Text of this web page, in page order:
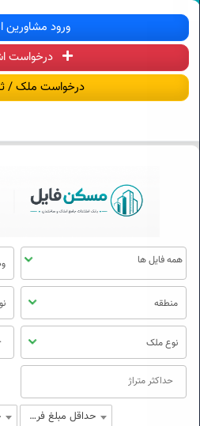
مسکن فایل | خرید،ورود مشاورین
درخواست
درخواست ملک /
مسکن
فایل
منطقه
نوع ملک
حداقل مبلغ فروش